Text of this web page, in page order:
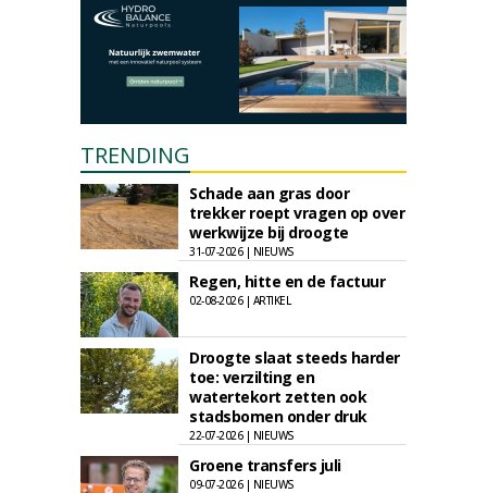
TRENDING
Schade aan gras door
trekker roept vragen op over
werkwijze bij droogte
31-07-2026 | NIEUWS
Regen, hitte en de factuur
02-08-2026 | ARTIKEL
Droogte slaat steeds harder
toe: verzilting en
watertekort zetten ook
stadsbomen onder druk
22-07-2026 | NIEUWS
Groene transfers juli
09-07-2026 | NIEUWS